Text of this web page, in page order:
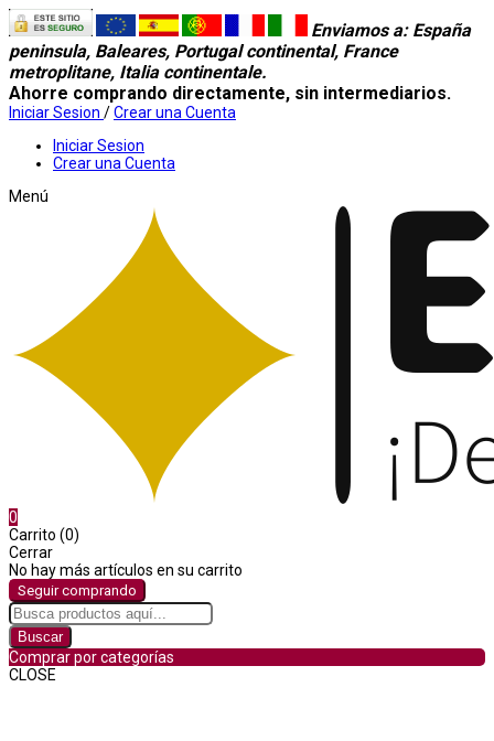
Enviamos a: España
peninsula, Baleares, Portugal continental, France
metroplitane, Italia continentale.
Ahorre comprando directamente, sin intermediarios.
Iniciar Sesion /Crear una Cuenta
Iniciar Sesion
Crear una Cuenta
Menú
0
Carrito (0)
Cerrar
No hay más artículos en su carrito
Seguir comprando
Buscar
Comprar por categorías
CLOSE